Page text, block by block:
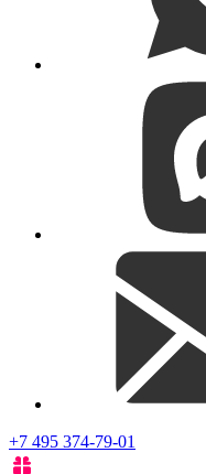
+7 495 374-79-01